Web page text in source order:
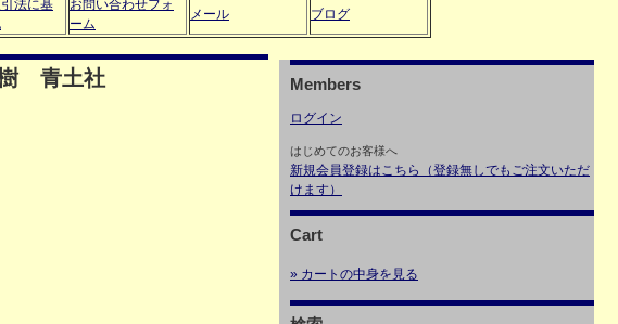
法に基
お問い合わせフォ
ーム
メール ブログ
青土社 Members
ログイン
はじめてのお客様へ
新規会員登録はこちら（登録無しでもご注文いただ
けます）
Cart
» カートの中身を見る